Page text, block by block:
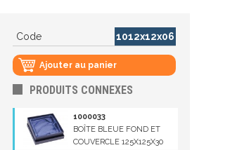
Code 1012x12x06
Ajouter au panier
PRODUITS CONNEXES
1000033
BOÎTE BLEUE FOND ET
COUVERCLE 125X125X30